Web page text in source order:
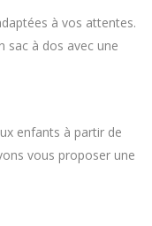
à vos attentes.
sac à dos avec une
enfants à partir de
vous proposer une